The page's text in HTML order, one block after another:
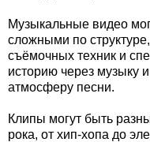
Музыкальные видео
сложными по
съёмочных техник и
историю через музыку
атмосферу песни.
Клипы могут быть
рока, от хип-хопа до